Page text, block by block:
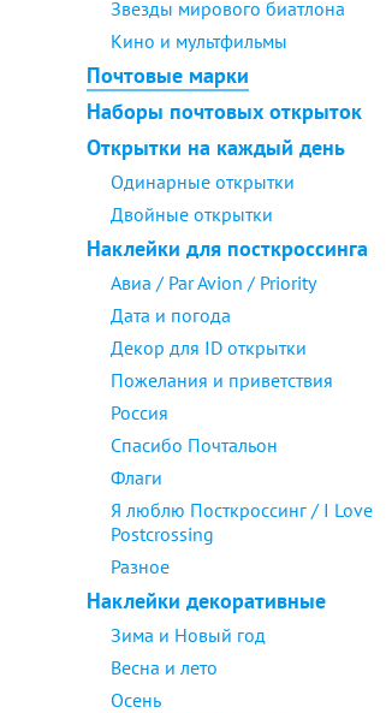
Звезды мирового биатлона
Кино и мультфильмы
Почтовые марки
Наборы почтовых открыток
Открытки на каждый день
Одинарные открытки
Двойные открытки
Наклейки для посткроссинга
Авиа / Par Avion / Priority
Дата и погода
Декор для ID открытки
Пожелания и приветствия
Россия
Спасибо Почтальон
Флаги
Я люблю Посткроссинг / I Love
Postcrossing
Разное
Наклейки декоративные
Зима и Новый год
Весна и лето
Осень